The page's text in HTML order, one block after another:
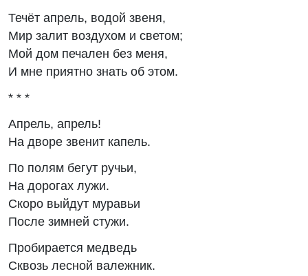
Течёт апрель, водой звеня,
Мир залит воздухом и светом;
Мой дом печален без меня,
И мне приятно знать об этом.
* * *
Апрель, апрель!
На дворе звенит капель.
По полям бегут ручьи,
На дорогах лужи.
Скоро выйдут муравьи
После зимней стужи.
Пробирается медведь
Сквозь лесной валежник.